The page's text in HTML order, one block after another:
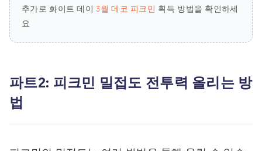
추가로 화이트 데이3월 데코 피크민 획득 방법을 확인하세
요
파트2: 피크민 밀접도 전투력 올리는 방
법